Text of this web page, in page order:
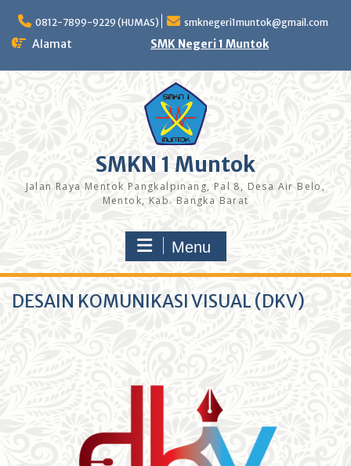
0812-7899-9229 (HUMAS) smknegeri1muntok@gmail.com
Alamat SMK Negeri 1 Muntok
SMKN 1 Muntok
Jalan Raya Mentok Pangkalpinang, Pal 8, Desa Air Belo,
Mentok, Kab. Bangka Barat
Menu
DESAIN KOMUNIKASI VISUAL (DKV)